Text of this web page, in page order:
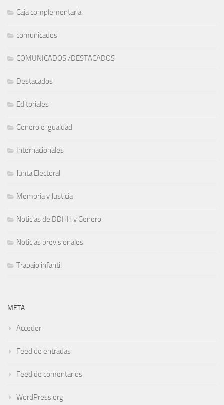
Caja complementaria
comunicados
COMUNICADOS /DESTACADOS
Destacados
Editoriales
Genero e igualdad
Internacionales
Junta Electoral
Memoria y Justicia
Noticias de DDHH y Genero
Noticias previsionales
Trabajo infantil
META
Acceder
Feed de entradas
Feed de comentarios
WordPress.org